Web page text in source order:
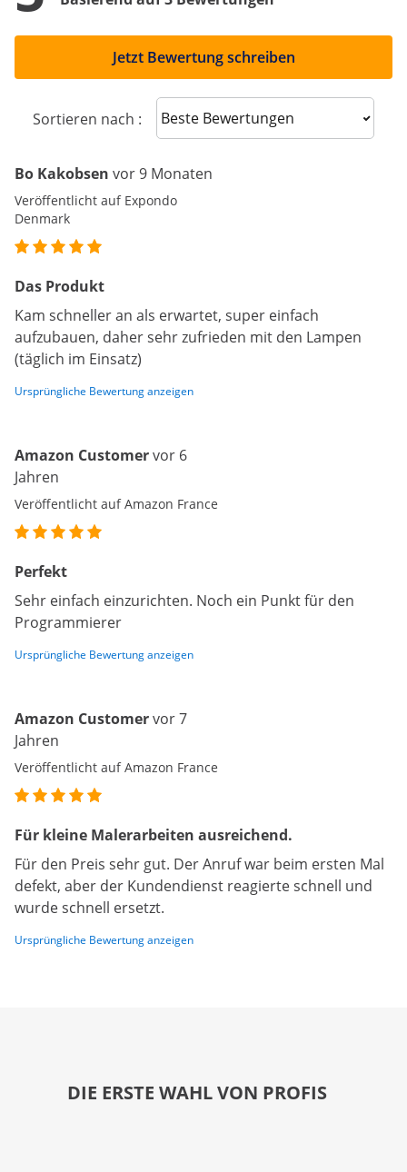
Jetzt Bewertung schreiben
Sortieren nach : Sort reviews
Bo Kakobsen vor 9 Monaten
Veröffentlicht auf Expondo
Denmark
Das Produkt
Kam schneller an als erwartet, super einfach
aufzubauen, daher sehr zufrieden mit den Lampen
(täglich im Einsatz)
Ursprüngliche Bewertung anzeigen
Amazon Customervor 6
Jahren
Veröffentlicht auf Amazon France
Perfekt
Sehr einfach einzurichten. Noch ein Punkt für den
Programmierer
Ursprüngliche Bewertung anzeigen
Amazon Customervor 7
Jahren
Veröffentlicht auf Amazon France
Für kleine Malerarbeiten ausreichend.
Für den Preis sehr gut. Der Anruf war beim ersten Mal
defekt, aber der Kundendienst reagierte schnell und
wurde schnell ersetzt.
Ursprüngliche Bewertung anzeigen
DIE ERSTE WAHL VON PROFIS